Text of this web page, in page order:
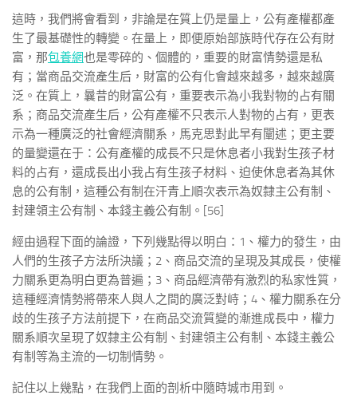
這時，我們將會看到，非論是在質上仍是量上，公有產權都產
生了最基礎性的轉變。在量上，即便原始部族時代存在公有財
富，那包養網也是零碎的、個體的，重要的財富情勢還是私
有；當商品交流產生后，財富的公有化會越來越多，越來越廣
泛。在質上，曩昔的財富公有，重要表示為小我對物的占有關
系；商品交流產生后，公有產權不只表示人對物的占有，更表
示為一種廣泛的社會經濟關系，馬克思對此早有闡述；更主要
的量變還在于：公有產權的成長不只是休息者小我對生孩子材
料的占有，還成長出小我占有生孩子材料、迫使休息者為其休
息的公有制，這種公有制在汗青上順次表示為奴隸主公有制、
封建領主公有制、本錢主義公有制。[56]
經由過程下面的論證，下列幾點得以明白：1、權力的發生，由
人們的生孩子方法所決議；2、商品交流的呈現及其成長，使權
力關系更為明白更為普遍；3、商品經濟帶有激烈的私家性質，
這種經濟情勢將帶來人與人之間的廣泛對峙；4、權力關系在分
歧的生孩子方法前提下，在商品交流質變的漸進成長中，權力
關系順次呈現了奴隸主公有制、封建領主公有制、本錢主義公
有制等為主流的一切制情勢。
記住以上幾點，在我們上面的剖析中隨時城市用到。